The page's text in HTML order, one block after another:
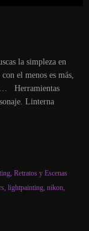
la simpleza en
el menos es más,
Herramientas
Linterna
, Retratos y Escenas
, lightpainting, nikon,